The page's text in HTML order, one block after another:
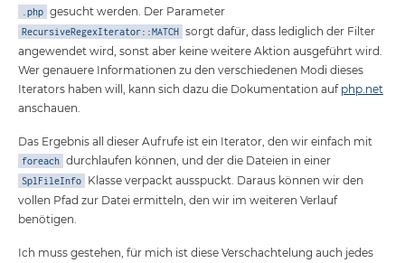
.php gesucht werden. Der Parameter
RecursiveRegexIterator::MATCH sorgt dafür, dass lediglich der Filter
angewendet wird, sonst aber keine weitere Aktion ausgeführt wird.
Wer genauere Informationen zu den verschiedenen Modi dieses
Iterators haben will, kann sich dazu die Dokumentation auf php.net
anschauen.
Das Ergebnis all dieser Aufrufe ist ein Iterator, den wir einfach mit
foreach durchlaufen können, und der die Dateien in einer
SplFileInfo
Klasse verpackt ausspuckt. Daraus können wir den
vollen Pfad zur Datei ermitteln, den wir im weiteren Verlauf
benötigen.
Ich muss gestehen, für mich ist diese Verschachtelung auch jedes